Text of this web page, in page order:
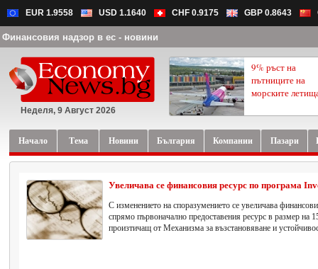
EUR 1.9558 USD 1.1640 CHF 0.9175 GBP 0.8643
Финансовия надзор в ес - новини
Неделя, 9 Август 2026
9% ръст на
пътниците на
морските
Начало Тема Новини България Компании Пазари
Увеличава се финансовия ресурс по програма
С изменението на споразумението се увеличава
спрямо първоначално предоставения ресурс в размер на
произтичащ от Механизма за възстановяване и